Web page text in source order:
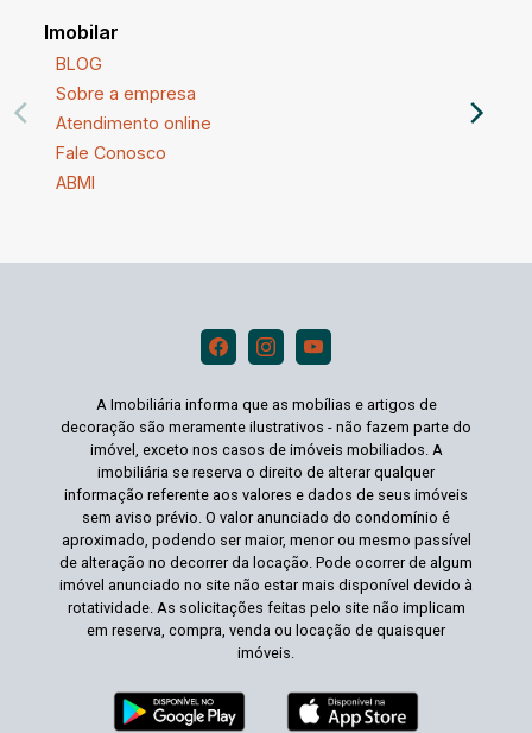
Imobilar
BLOG
Sobre a empresa
Atendimento online
Fale Conosco
ABMI
A Imobiliária informa que as mobílias e artigos de
decoração são meramente ilustrativos - não fazem parte do
imóvel, exceto nos casos de imóveis mobiliados. A
imobiliária se reserva o direito de alterar qualquer
informação referente aos valores e dados de seus imóveis
sem aviso prévio. O valor anunciado do condomínio é
aproximado, podendo ser maior, menor ou mesmo passível
de alteração no decorrer da locação. Pode ocorrer de algum
imóvel anunciado no site não estar mais disponível devido à
rotatividade. As solicitações feitas pelo site não implicam
em reserva, compra, venda ou locação de quaisquer
imóveis.